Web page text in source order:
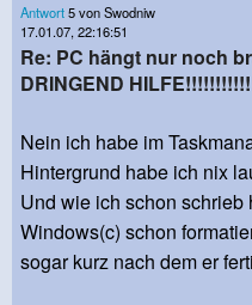
Antwort5 von Swodniw
17.01.07, 22:16:51
Re: PC hängt nur noch
DRINGEND
Nein ich habe im
Hintergrund habe ich nix
Und wie ich schon
Windows(c) schon
sogar kurz nach dem er